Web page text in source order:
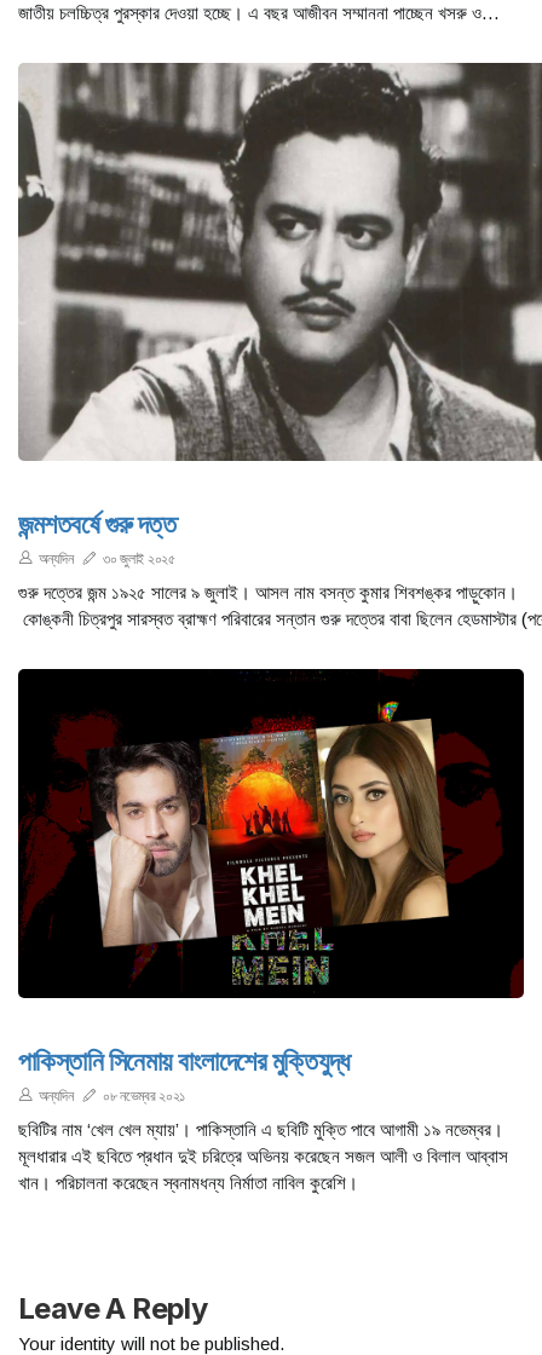
জাতীয় চলচ্চিত্র পুরস্কার দেওয়া হচ্ছে। এ বছর আজীবন সম্মাননা পাচ্ছেন খসরু ও
জন্মশতবর্ষে গুরু দত্ত
অন্যদিন ৩০ জুলাই ২০২৫
গুরু দত্তের জন্ম ১৯২৫ সালের ৯ জুলাই। আসল নাম বসন্ত কুমার শিবশঙ্কর পাড়ুকোন।
কোঙ্কনী চিত্রপুর সারস্বত ব্রাহ্মণ পরিবারের সন্তান গুরু দত্তের বাবা ছিলেন হেডমাস্টার
পাকিস্তানি সিনেমায় বাংলাদেশের মুক্তিযুদ্ধ
অন্যদিন ০৮ নভেম্বর ২০২১
ছবিটির নাম ‘খেল খেল ম্যায়’। পাকিস্তানি এ ছবিটি মুক্তি পাবে আগামী ১৯ নভেম্বর।
মূলধারার এই ছবিতে প্রধান দুই চরিত্রে অভিনয় করেছেন সজল আলী ও বিলাল আব্বাস
খান। পরিচালনা করেছেন স্বনামধন্য নির্মাতা নাবিল কুরেশি।
Leave A Reply
Your identity will not be published.